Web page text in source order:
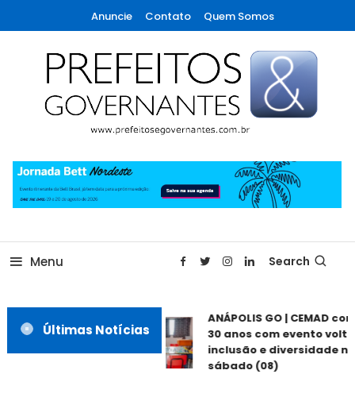
To
Content
Anuncie Contato Quem Somos
Prefeitos & Governantes
Menu Search
Últimas Notícias
ANÁPOLIS GO | CEMAD
30 anos com evento
inclusão e diversidade
sábado (08)